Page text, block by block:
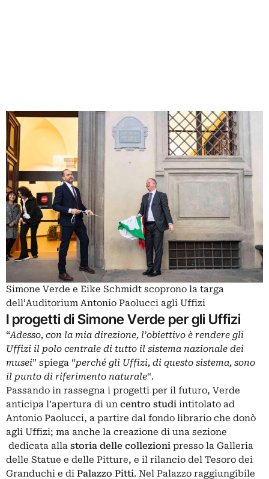
Simone Verde e Eike Schmidt scoprono la targa
dell’Auditorium Antonio Paolucci agli Uffizi
I progetti di Simone Verde per gli Uffizi
“Adesso, con la mia direzione, l’obiettivo è rendere gli
Uffizi il polo centrale di tutto il sistema nazionale dei
musei” spiega “perché gli Uffizi, di questo sistema, sono
il punto di riferimento naturale“.
Passando in rassegna i progetti per il futuro, Verde
anticipa l’apertura di un centro studi intitolato ad
Antonio Paolucci, a partire dal fondo librario che donò
agli Uffizi; ma anche la creazione di una sezione
dedicata alla storia delle collezioni presso la Galleria
delle Statue e delle Pitture, e il rilancio del Tesoro dei
Granduchi e di Palazzo Pitti. Nel Palazzo raggiungibile